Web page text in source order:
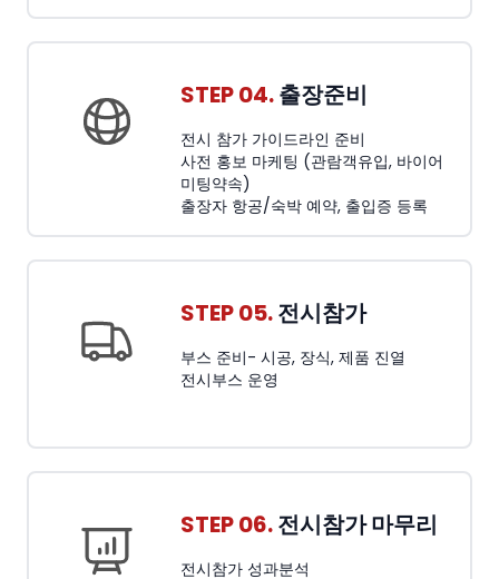
STEP 04.출장준비
전시 참가 가이드라인 준비
사전 홍보 마케팅 (관람객유입, 바이어
미팅약속)
출장자 항공/숙박 예약, 출입증 등록
STEP 05.전시참가
부스 준비- 시공, 장식, 제품 진열
전시부스 운영
STEP 06.전시참가 마무리
전시참가 성과분석